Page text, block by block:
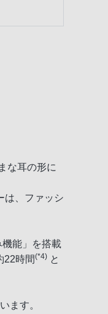
な耳の形に
は、ファッシ
能」を搭載
22時間(*4) と
ます。